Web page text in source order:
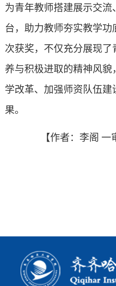
为青年教师搭建展示交流
台，助力教师夯实教学
次获奖，不仅充分展现
养与积极进取的精神风
学改革、加强师资队伍建
果。
【作者： 李阁 一